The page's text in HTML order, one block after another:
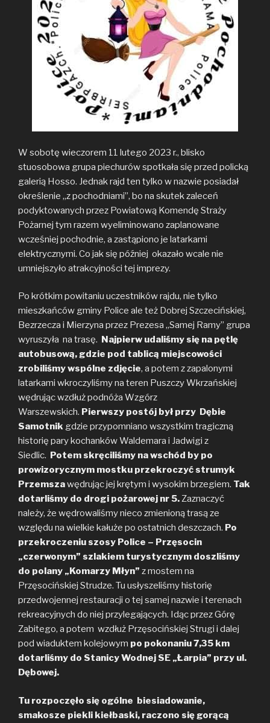
W sobotę wieczorem 11 lutego 2023 r., blisko
stuosobowa grupa piechurów spotkała się przed policką
galerią Hosso. Jednak rajd ten tylko w nazwie posiadał
określenie „z pochodniami”, bo na skutek zaleceń
podyktowanych przez Powiatową Komendę Straży
Pożarnej tym razem wyeliminowano zaplanowane
wcześniej pochodnie, a zastąpiono je latarkami
elektrycznymi. Co jak się później okazało wcale nie
umniejszyło atrakcyjności tej imprezy.
Po krótkim powitaniu uczestników rajdu, nie tylko
mieszkańców gminy Police ale też Dobrej Szczecińskiej,
Bezrzecza i Mierzyna przez Prezesa „Samej Ramy” grupa
wyruszyła na trasę. Najpierw udaliśmy się na pętlę
autobusową, gdzie pod tablicą miejscowości
zrobiliśmy wspólne zdjęcie, a potem z zapalonymi
latarkami wkroczyliśmy na teren Puszczy Wkrzańskiej
wędrując wzdłuż podnóża Wzgórz
Warszewskich. Pierwszy postój był przy Dębie
Samotnik gdzie przypomniano wszystkim tragiczną
historię pary kochanków Waldemara i Jadwigi z
Siedlic. Potem skręciliśmy na wschód by po
prowizorycznym mostku przekroczyć strumyk
Przemszawędrując jej krętym i wysokim brzegiem. Tak
dotarliśmy do drogi pożarowej nr 5.Zaznaczyć
należy, że wędrowaliśmy nieco zmienioną trasą ze
względu na wielkie kałuże po ostatnich deszczach. Po
przekroczeniu szosy Police – Przęsocin
„czerwonym” szlakiem turystycznym doszliśmy
do polany „Komarzy Młyn” z mostem na
Przęsocińskiej Strudze. Tu usłyszeliśmy historię
przedwojennej restauracji o tej samej nazwie i terenach
rekreacyjnych do niej przylegających. Idąc przez Górę
Zabitego, a potem wzdłuż Przęsocińskiej Strugi i dalej
pod wiaduktem kolejowym po pokonaniu 7,35 km
dotarliśmy do Stanicy Wodnej SE „Łarpia” przy ul.
Dębowej.
Tu rozpoczęło się ogólne biesiadowanie,
smakosze piekli kiełbaski, raczono się gorącą